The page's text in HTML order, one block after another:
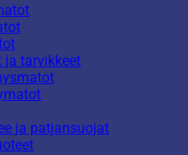
ja tarvikkeet
ja patjansuojat